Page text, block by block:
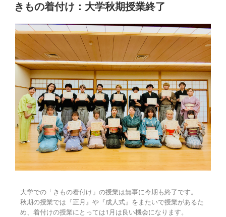
きもの着付け：大学秋期授業終了
大学での「きもの着付け」の授業は無事に今期も終了です。
秋期の授業では『正月』や『成人式』をまたいで授業があるた
め、着付けの授業にとっては1月は良い機会になります。